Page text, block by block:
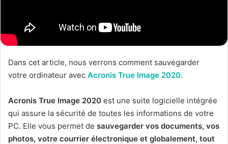
Dans cet article, nous verrons comment sauvegarder
votre ordinateur avec Acronis True Image 2020.
Acronis True Image 2020 est une suite logicielle intégrée
qui assure la sécurité de toutes les informations de votre
PC. Elle vous permet de sauvegarder vos documents, vos
photos, votre courrier électronique et globalement, tout